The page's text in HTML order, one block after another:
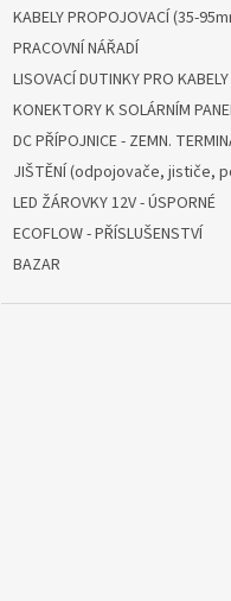
KABELY PROPOJOVACÍ (35-
PRACOVNÍ NÁŘADÍ
LISOVACÍ DUTINKY PRO KABELY
KONEKTORY K SOLÁRNÍM
DC PŘÍPOJNICE - ZEMN.
JIŠTĚNÍ (odpojovače, jističe,
LED ŽÁROVKY 12V - ÚSPORNÉ
ECOFLOW - PŘÍSLUŠENSTVÍ
BAZAR